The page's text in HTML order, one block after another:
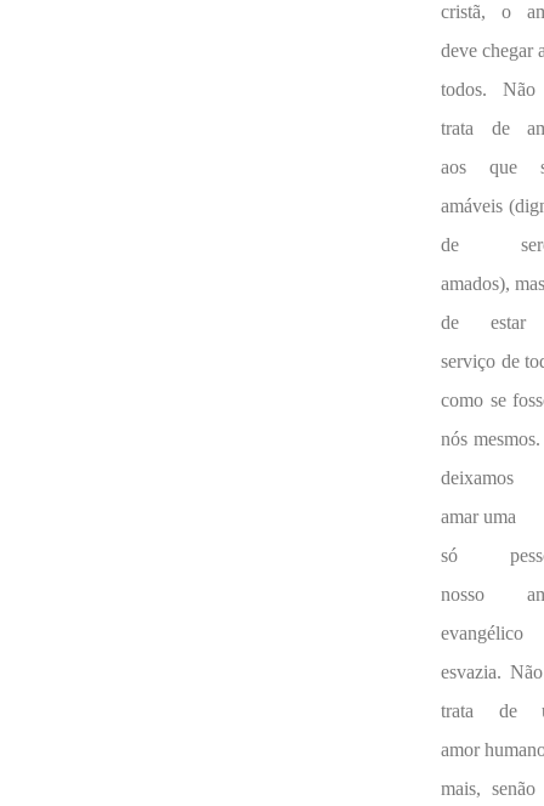
cristã, o
deve chegar
todos. Não
trata de
aos que
amáveis
de
amados),
de
serviço de
como se
nós
deixamos
amar uma
só
nosso
evangélico
esvazia.
trata de
amor
mais, senão